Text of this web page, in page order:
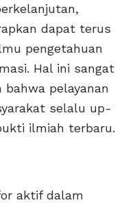
dapat terus
pengetahuan
Hal ini sangat
pelayanan
selalu up-
ilmiah terbaru.
aktif dalam